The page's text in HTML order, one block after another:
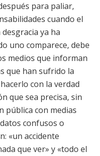
para paliar,
cuando el
ya ha
uno comparece, debe
medios que informan
que han sufrido la
con la verdad
que sea precisa, sin
pública con medias
confusos o
«un accidente
que ver» y «todo el